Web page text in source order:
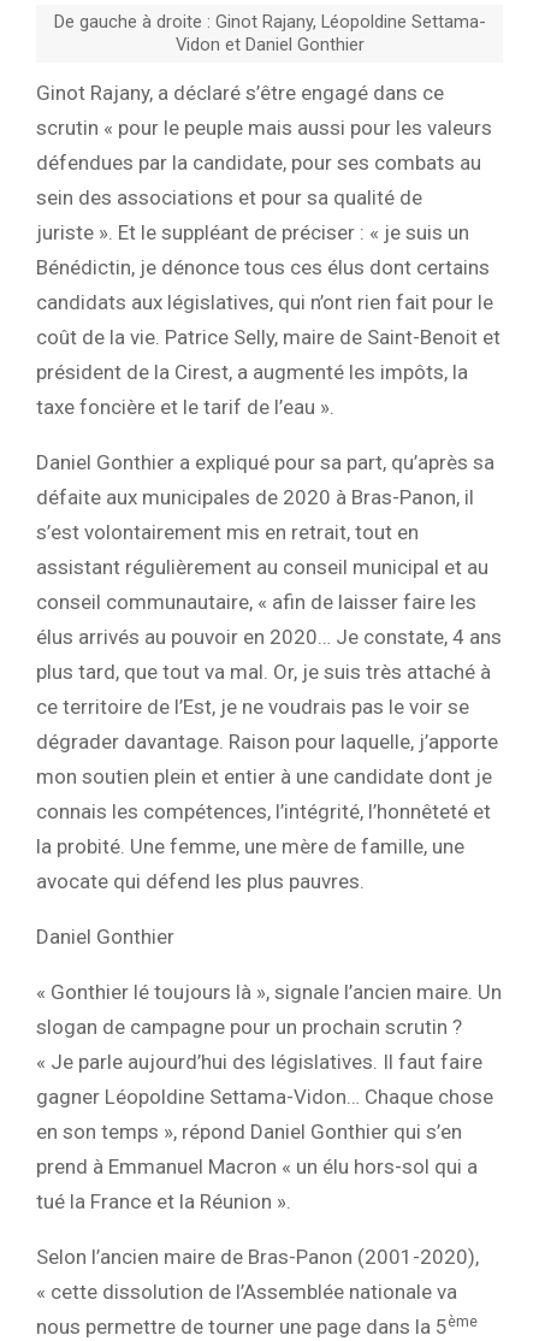
De gauche à droite : Ginot Rajany, Léopoldine Settama-
Vidon et Daniel Gonthier
Ginot Rajany, a déclaré s’être engagé dans ce
scrutin « pour le peuple mais aussi pour les valeurs
défendues par la candidate, pour ses combats au
sein des associations et pour sa qualité de
juriste ». Et le suppléant de préciser : « je suis un
Bénédictin, je dénonce tous ces élus dont certains
candidats aux législatives, qui n’ont rien fait pour le
coût de la vie. Patrice Selly, maire de Saint-Benoit et
président de la Cirest, a augmenté les impôts, la
taxe foncière et le tarif de l’eau ».
Daniel Gonthier a expliqué pour sa part, qu’après sa
défaite aux municipales de 2020 à Bras-Panon, il
s’est volontairement mis en retrait, tout en
assistant régulièrement au conseil municipal et au
conseil communautaire, « afin de laisser faire les
élus arrivés au pouvoir en 2020… Je constate, 4 ans
plus tard, que tout va mal. Or, je suis très attaché à
ce territoire de l’Est, je ne voudrais pas le voir se
dégrader davantage. Raison pour laquelle, j’apporte
mon soutien plein et entier à une candidate dont je
connais les compétences, l’intégrité, l’honnêteté et
la probité. Une femme, une mère de famille, une
avocate qui défend les plus pauvres.
Daniel Gonthier
« Gonthier lé toujours là », signale l’ancien maire. Un
slogan de campagne pour un prochain scrutin ?
« Je parle aujourd’hui des législatives. Il faut faire
gagner Léopoldine Settama-Vidon… Chaque chose
en son temps », répond Daniel Gonthier qui s’en
prend à Emmanuel Macron « un élu hors-sol qui a
tué la France et la Réunion ».
Selon l’ancien maire de Bras-Panon (2001-2020),
« cette dissolution de l’Assemblée nationale va
nous permettre de tourner une page dans la 5ème